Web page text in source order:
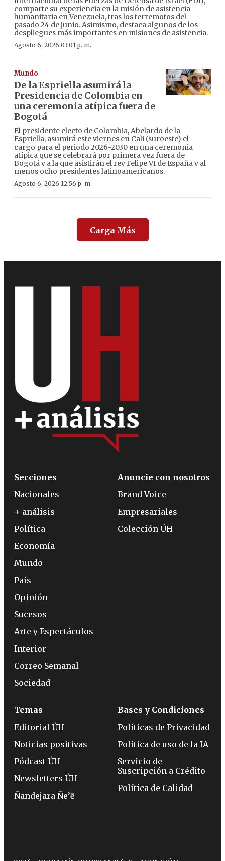
comparte su experiencia en la misión de asistencia
humanitaria en Venezuela, tras los terremotos del
pasado 24 de junio. Asimismo, destaca algunos de los
despliegues más importantes en misiones de asistencia.
Agosto 6, 2026 03:01 p. m.
Mundo
De la Espriella asumirá la
Presidencia de Colombia en
una ceremonia atípica fuera de
Bogotá
El presidente electo de Colombia, Abelardo de la
Espriella, asumirá este viernes en Cali (suroeste) el
cargo para el periodo 2026-2030 en una ceremonia
atípica que se celebrará por primera vez fuera de
Bogotá y a la que asistirán el rey Felipe VI de España y al
menos ocho presidentes latinoamericanos.
Agosto 6, 2026 12:56 p. m.
Carga Más
Secciones
Nacionales
+ análisis
Política
Economía
Mundo
País
Opinión
Sucesos
Arte y Espectáculos
Interior
Correo Semanal
Sociedad
Anuncie con nosotros
Brand Voice
Empresariales
Colección ÚH
Temas
Editorial ÚH
Noticias positivas
Pódcast ÚH
Newsletters ÚH
Ñandejara Ñe’ẽ
Bases y Condiciones
Políticas de Privacidad
Política de uso de la IA
Servicio de
Suscripción a Crédito
Política de Calidad